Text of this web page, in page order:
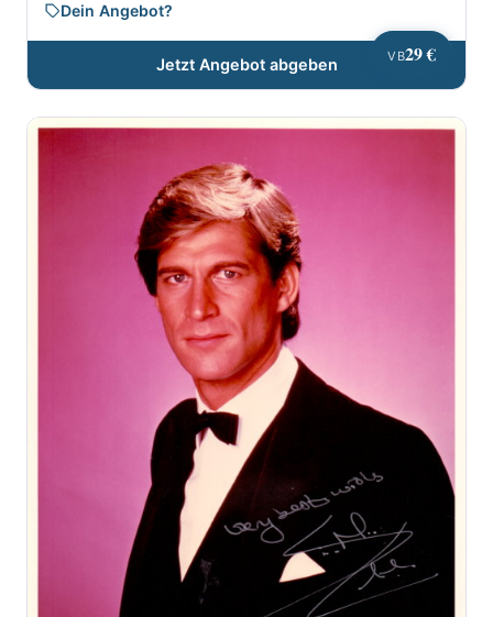
VB29 €
Dein Angebot?
Jetzt Angebot abgeben